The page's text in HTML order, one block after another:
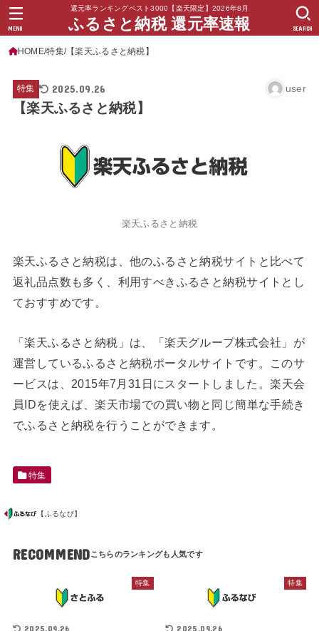
還元率ランキングベスト3000【楽天限定】2026年8月
ふるさと納税 還元率速報 SEARCH
MENU
HOME 特集 【楽天ふるさと納税】
特集 2025.09.26 user
【楽天ふるさと納税】
楽天ふるさと納税
楽天ふるさと納税は、他のふるさと納税サイトと比べて
返礼品点数も多く、利用すべきふるさと納税サイトとし
ておすすめです。
「楽天ふるさと納税」は、「楽天グループ株式会社」が
運営しているふるさと納税ポータルサイトです。このサ
ービスは、2015年7月31日にスタートしました。楽天会
員IDを使えば、楽天市場での買い物と同じ簡単な手続き
でふるさと納税を行うことができます。
特集
【ふるなび】
RECOMMEND
特集
2025.09.26
特集
2025.09.26